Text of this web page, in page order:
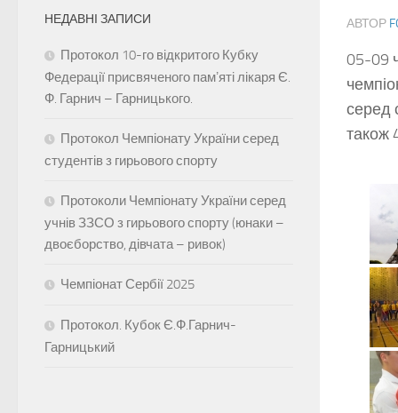
АВТОР
05-09
серед
також
НЕДАВНІ ЗАПИСИ
Протокол 10-го відкритого Кубку
Федерації присвяченого памʼяті лікаря Є.
Ф. Гарнич – Гарницького.
Протокол Чемпіонату України серед
студентів з гирьового спорту
Протоколи Чемпіонату України серед
учнів ЗЗСО з гирьового спорту (юнаки –
двоєборство, дівчата – ривок)
Чемпіонат Сербії 2025
Протокол. Кубок Є.Ф.Гарнич-
Гарницький